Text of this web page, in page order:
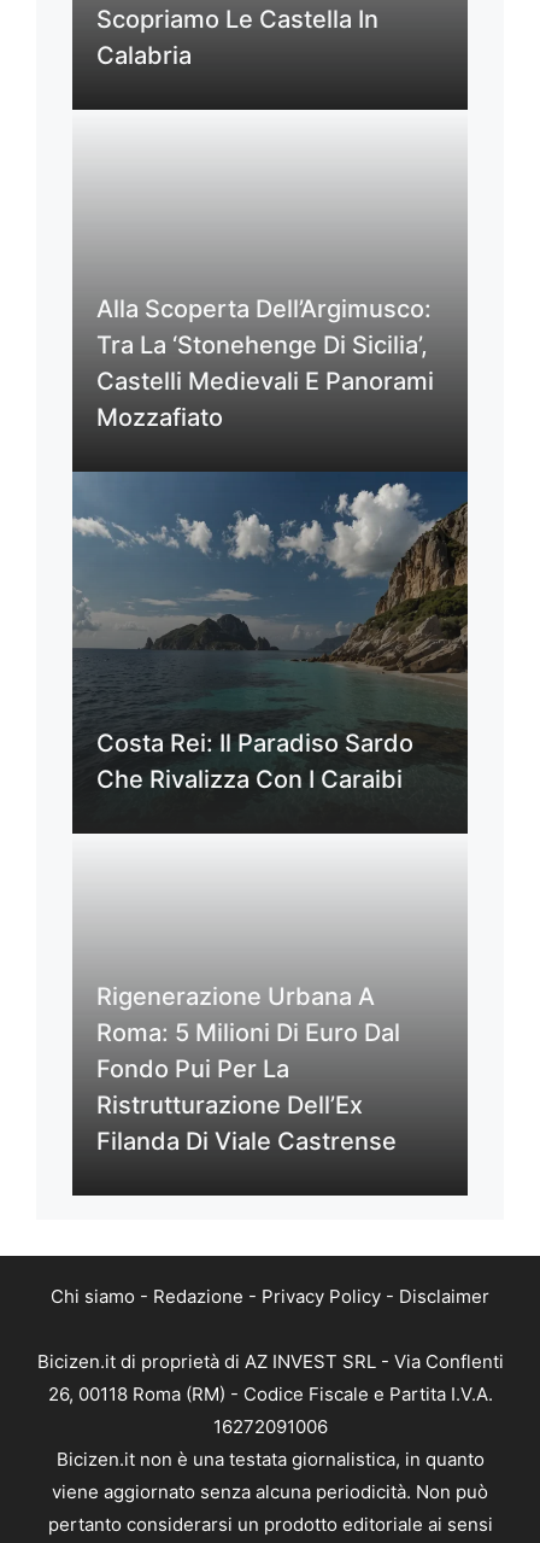
Scopriamo Le Castella In
Calabria
Alla Scoperta Dell’Argimusco:
Tra La ‘Stonehenge Di Sicilia’,
Castelli Medievali E Panorami
Mozzafiato
Costa Rei: Il Paradiso Sardo
Che Rivalizza Con I Caraibi
Rigenerazione Urbana A
Roma: 5 Milioni Di Euro Dal
Fondo Pui Per La
Ristrutturazione Dell’Ex
Filanda Di Viale Castrense
Chi siamo - Redazione - Privacy Policy - Disclaimer
Bicizen.it di proprietà di AZ INVEST SRL - Via Conflenti
26, 00118 Roma (RM) - Codice Fiscale e Partita I.V.A.
16272091006
Bicizen.it non è una testata giornalistica, in quanto
viene aggiornato senza alcuna periodicità. Non può
pertanto considerarsi un prodotto editoriale ai sensi